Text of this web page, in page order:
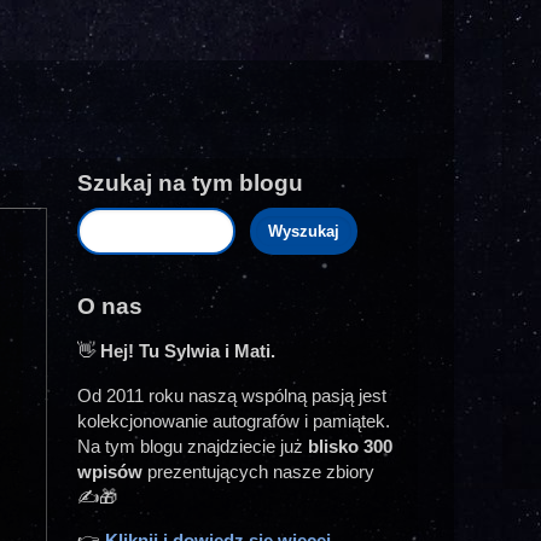
Szukaj na tym blogu
O nas
👋 Hej! Tu Sylwia i Mati.
Od 2011 roku naszą wspólną pasją jest
kolekcjonowanie autografów i pamiątek.
Na tym blogu znajdziecie już blisko 300
wpisów prezentujących nasze zbiory
✍️🎁